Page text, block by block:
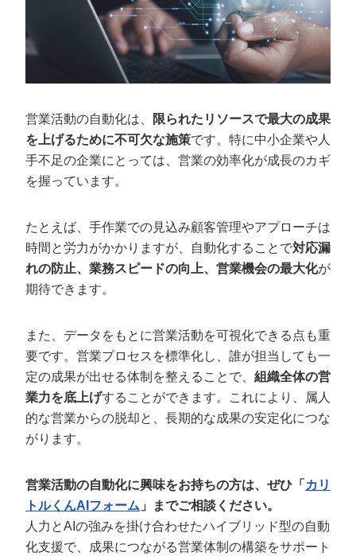
営業活動の自動化は、
限られたリソースで最大の成果
を上げるために不可欠な施策です。特に中小企業や人
手不足の企業にとっては、営業の効率化が成長のカギ
を握っています。
たとえば、手作業での見込み顧客管理やアプローチは
時間と労力がかかりますが、自動化することで対応漏
れの防止、業務スピードの向上、営業機会の最大化が
期待できます。
また、データをもとに営業活動を可視化できる点も重
要です。営業プロセスを標準化し、誰が担当しても一
定の成果が出せる体制を整えることで、 組織全体の営
業力を底上げすることができます。これにより、属人
的な営業からの脱却と、長期的な成果の安定化につな
がります。
営業活動の自動化に興味をお持ちの方は、ぜひ「 カリ
トルくんAIフォーム 」までご相談ください。
人力とAIの強みを掛け合わせたハイブリッド型の自動
化支援で、成果につながる営業体制の構築をサポート